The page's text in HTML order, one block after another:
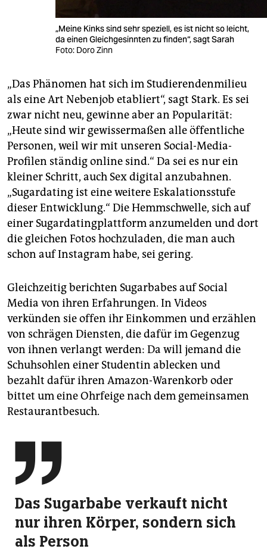
„Meine Kinks sind sehr speziell, es ist nicht so leicht,
da einen Gleichgesinnten zu finden“, sagt Sarah
Foto: Doro Zinn
„Das Phänomen hat sich im Studierendenmilieu
als eine Art Neben­job etabliert“, sagt Stark. Es sei
zwar nicht neu, gewinne aber an Popularität:
„Heute sind wir gewissermaßen alle öffentliche
Personen, weil wir mit unseren Social-Media-
Profilen ständig online sind.“ Da sei es nur ein
kleiner Schritt, auch Sex digital anzubahnen.
„Sugardating ist eine weitere Eskalationsstufe
dieser Entwicklung.“ Die Hemmschwelle, sich auf
einer Sugardatingplattform anzumelden und dort
die gleichen Fotos hochzuladen, die man auch
schon auf Instagram habe, sei gering.
Gleichzeitig berichten Sugarbabes auf Social
Media von ihren Erfahrungen. In Videos
verkünden sie offen ihr Einkommen und erzählen
von schrägen Diensten, die dafür im Gegenzug
von ihnen verlangt werden: Da will jemand die
Schuhsohlen einer Studentin ablecken und
bezahlt dafür ihren Amazon-Warenkorb oder
bittet um eine Ohrfeige nach dem gemeinsamen
Restaurantbesuch.

Das Sugarbabe verkauft nicht
nur ihren Körper, sondern sich
als Person